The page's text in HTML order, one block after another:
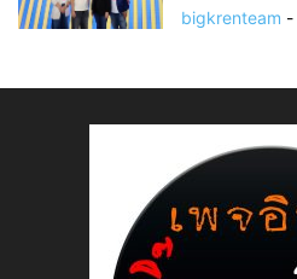
bigkrenteam -